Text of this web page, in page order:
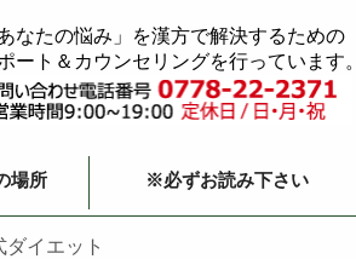
なたの悩み」を漢方で解決するための
ート＆カウンセリングを行っています。
場所 ※必ずお読み下さい
イエット